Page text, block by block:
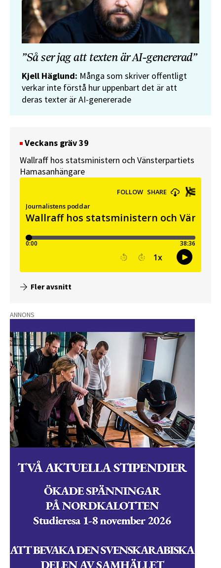
”Så ser jag att texten är AI-genererad”
Kjell Häglund: Många som skriver offentligt
verkar inte förstå hur uppenbart det är att
deras texter är AI-genererade
Veckans gräv 39
Wallraff hos statsministern och Vänsterpartiets
Hamasanhängare
Fler avsnitt
ANNONS